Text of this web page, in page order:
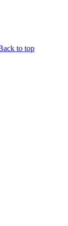
to top